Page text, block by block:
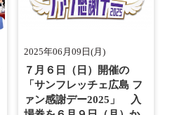
2025年06月09日(月)
７月６日（日）開催の
「サンフレッチェ広島 フ
ァン感謝デー2025」 入